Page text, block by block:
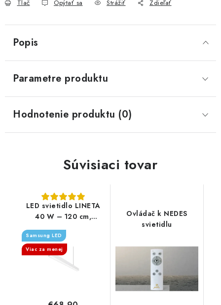
Tlač Opýtať sa Strážiť Zdieľať
Popis
Parametre produktu
Hodnotenie produktu (0)
Súvisiaci tovar
LED svietidlo LINETA
40 W – 120 cm,
4000K, UGR19,
Samsung čip (závesné
alebo prisadené)
Samsung LED
Viac za menej
Ovládač k NEDES
svietidlu